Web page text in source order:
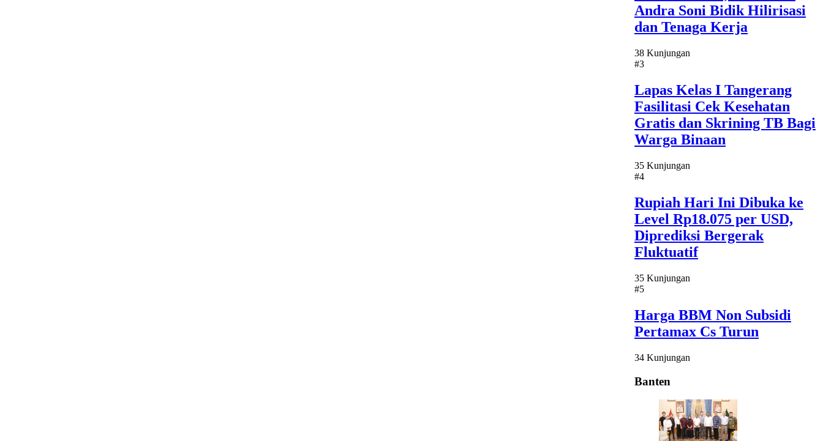
Andra Soni Bidik Hilirisasi
dan Tenaga Kerja
38 Kunjungan
#3
Lapas Kelas I Tangerang
Fasilitasi Cek Kesehatan
Gratis dan Skrining TB Bagi
Warga Binaan
35 Kunjungan
#4
Rupiah Hari Ini Dibuka ke
Level Rp18.075 per USD,
Diprediksi Bergerak
Fluktuatif
35 Kunjungan
#5
Harga BBM Non Subsidi
Pertamax Cs Turun
34 Kunjungan
Banten